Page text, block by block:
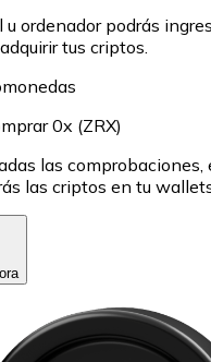
u ordenador podrás
tus criptos.
0x (ZRX)
las comprobaciones,
las criptos en tu